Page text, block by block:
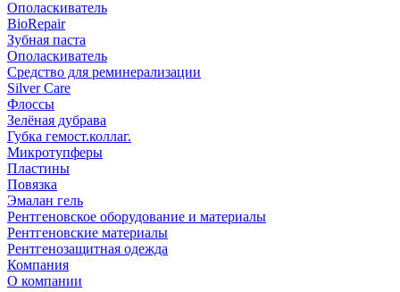
Ополаскиватель
BioRepair
Зубная паста
Ополаскиватель
Средство для реминерализации
Silver Care
Флоссы
Зелёная дубрава
Губка гемост.коллаг.
Микротупферы
Пластины
Повязка
Эмалан гель
Рентгеновское оборудование и материалы
Рентгеновские материалы
Рентгенозащитная одежда
Компания
О компании